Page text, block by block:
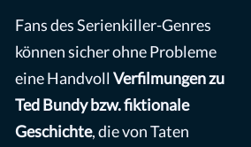
Fans des Serienkiller-Genres
können sicher ohne Probleme
eine Handvoll Verfilmungen zu
Ted Bundy bzw. fiktionale
Geschichte, die von Taten